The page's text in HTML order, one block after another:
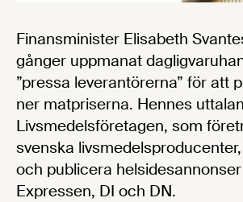
Finansminister Elisabeth
gånger uppmanat
”pressa leverantörerna” för att
ner matpriserna. Hennes
Livsmedelsföretagen, som
svenska
och publicera
Expressen, DI och DN.